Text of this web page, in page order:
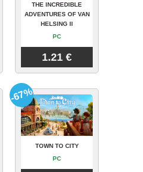
THE INCREDIBLE
ADVENTURES OF VAN
HELSING II
PC
1.21 €
TOWN TO CITY
PC
-67%